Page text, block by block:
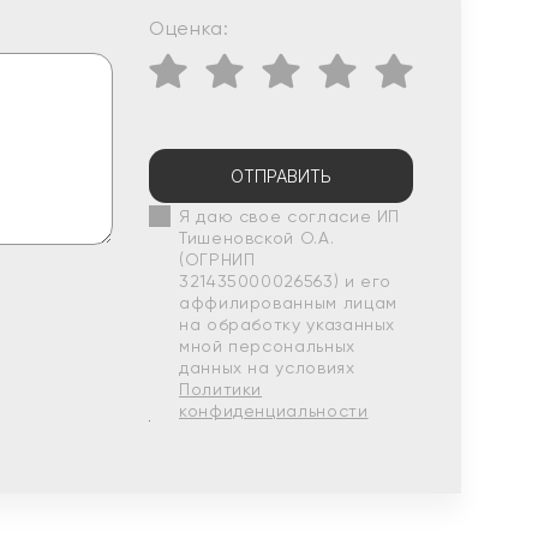
Оценка:
ОТПРАВИТЬ
Я даю свое согласие ИП
Тишеновской О.А.
(ОГРНИП
321435000026563) и его
аффилированным лицам
на обработку указанных
мной персональных
данных на условиях
Политики
конфиденциальности